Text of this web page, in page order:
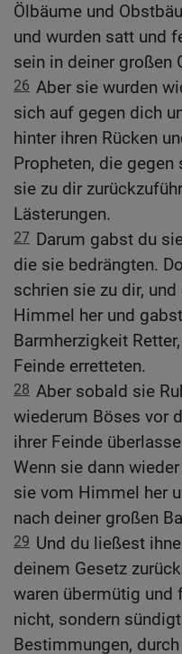
Ölbäume und
und wurden satt und
sein in deiner großen
26 Aber sie wurden
sich auf gegen dich
hinter ihren Rücken
Propheten, die
sie zu dir
Lästerungen.
27 Darum gabst du
die sie bedrängten.
schrien sie zu dir,
Himmel her und
Barmherzigkeit
Feinde erretteten.
28 Aber sobald sie
wiederum Böses vor
ihrer Feinde
Wenn sie dann
sie vom Himmel her
nach deiner großen
29 Und du ließest
deinem Gesetz
waren übermütig und
nicht, sondern
Bestimmungen,